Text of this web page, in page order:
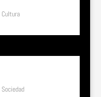
Cultura
Sociedad